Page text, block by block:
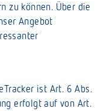
zu können. Über die
Angebot
ist Art. 6 Abs.
erfolgt auf von Art.